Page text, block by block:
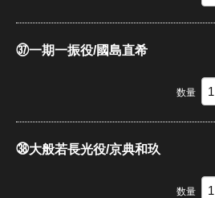
㊲一期一振役/國島直希
数量
㊳大般若長光役/京典和玖
数量